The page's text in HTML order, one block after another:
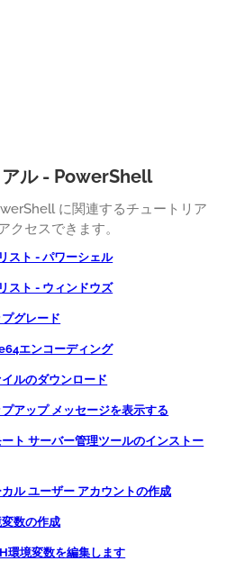
アル - PowerShell
に関連するチュートリア
クセスできます。
スト - パワーシェル
スト - ウィンドウズ
グレード
エンコーディング
ルのダウンロード
アップ メッセージを表示する
ト サーバー管理ツールのインストー
ル ユーザー アカウントの作成
数の作成
環境変数を編集します